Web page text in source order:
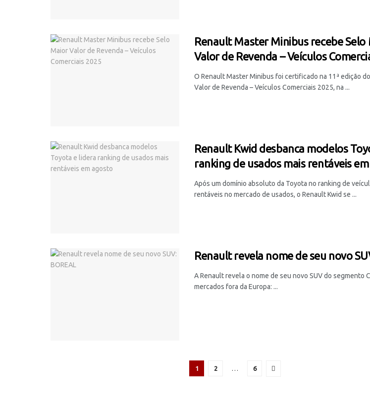
Renault Master Minibus recebe Selo
Valor de Revenda – Veículos
O Renault Master Minibus foi certificado na 11ª edição
Valor de Revenda – Veículos Comerciais 2025, na ...
Renault Kwid desbanca modelos
ranking de usados mais rentáveis
Após um domínio absoluto da Toyota no ranking de
rentáveis no mercado de usados, o Renault Kwid se ...
Renault revela nome de seu novo
A Renault revela o nome de seu novo SUV do segmento
mercados fora da Europa: ...
1 2 … 6